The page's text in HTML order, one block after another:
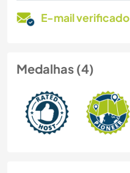
E-mail verificado
Medalhas (4)